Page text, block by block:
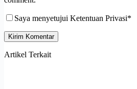
Saya menyetujui Ketentuan Privasi*
Kirim Komentar
Artikel Terkait